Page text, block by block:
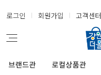
로그인 회원가입 고객센터
브랜드관 로컬상품관